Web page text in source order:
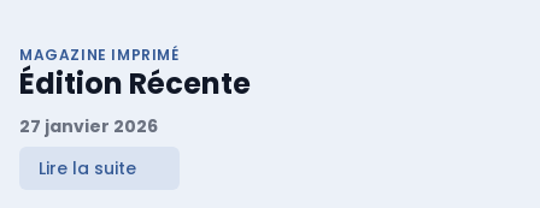
MAGAZINE IMPRIMÉ
Édition Récente
27 janvier 2026
Lire la suite